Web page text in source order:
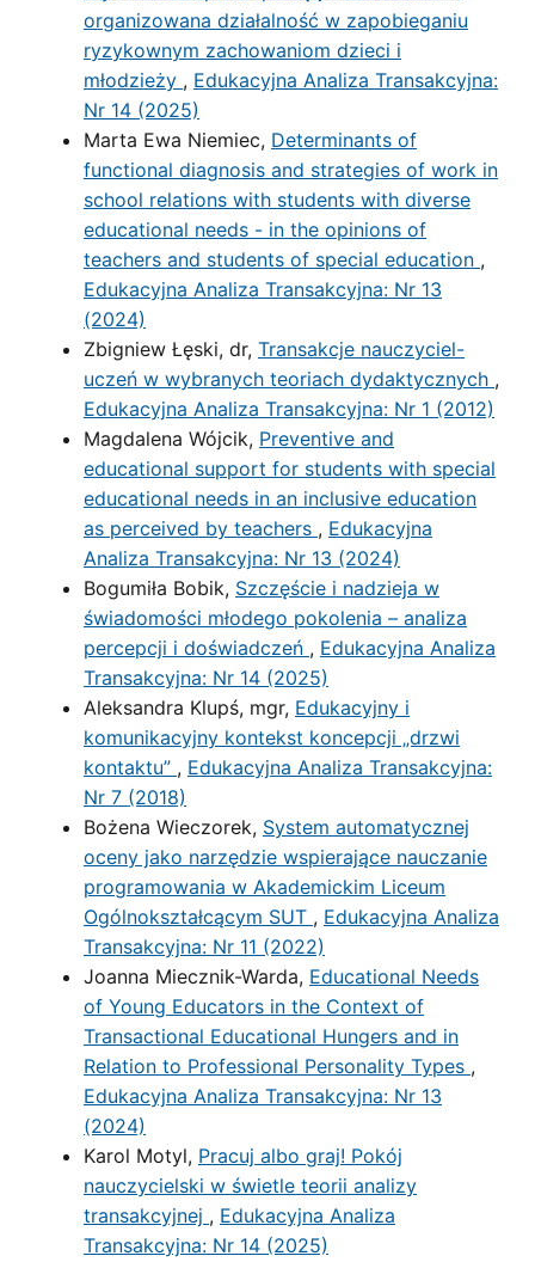
organizowana działalność w zapobieganiu
ryzykownym zachowaniom dzieci i
młodzieży , Edukacyjna Analiza Transakcyjna:
Nr 14 (2025)
Marta Ewa Niemiec, Determinants of
functional diagnosis and strategies of work in
school relations with students with diverse
educational needs - in the opinions of
teachers and students of special education ,
Edukacyjna Analiza Transakcyjna: Nr 13
(2024)
Zbigniew Łęski, dr, Transakcje nauczyciel-
uczeń w wybranych teoriach dydaktycznych ,
Edukacyjna Analiza Transakcyjna: Nr 1 (2012)
Magdalena Wójcik, Preventive and
educational support for students with special
educational needs in an inclusive education
as perceived by teachers , Edukacyjna
Analiza Transakcyjna: Nr 13 (2024)
Bogumiła Bobik, Szczęście i nadzieja w
świadomości młodego pokolenia – analiza
percepcji i doświadczeń , Edukacyjna Analiza
Transakcyjna: Nr 14 (2025)
Aleksandra Klupś, mgr, Edukacyjny i
komunikacyjny kontekst koncepcji „drzwi
kontaktu” , Edukacyjna Analiza Transakcyjna:
Nr 7 (2018)
Bożena Wieczorek, System automatycznej
oceny jako narzędzie wspierające nauczanie
programowania w Akademickim Liceum
Ogólnokształcącym SUT , Edukacyjna Analiza
Transakcyjna: Nr 11 (2022)
Joanna Miecznik-Warda, Educational Needs
of Young Educators in the Context of
Transactional Educational Hungers and in
Relation to Professional Personality Types ,
Edukacyjna Analiza Transakcyjna: Nr 13
(2024)
Karol Motyl, Pracuj albo graj! Pokój
nauczycielski w świetle teorii analizy
transakcyjnej , Edukacyjna Analiza
Transakcyjna: Nr 14 (2025)